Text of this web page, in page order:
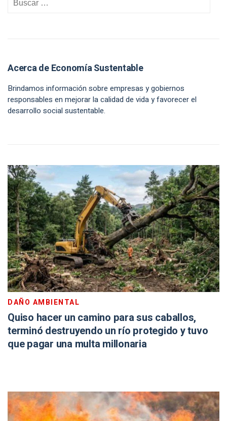
Acerca de Economía Sustentable
Brindamos información sobre empresas y gobiernos
responsables en mejorar la calidad de vida y favorecer el
desarrollo social sustentable.
DAÑO AMBIENTAL
Quiso hacer un camino para sus caballos,
terminó destruyendo un río protegido y tuvo
que pagar una multa millonaria